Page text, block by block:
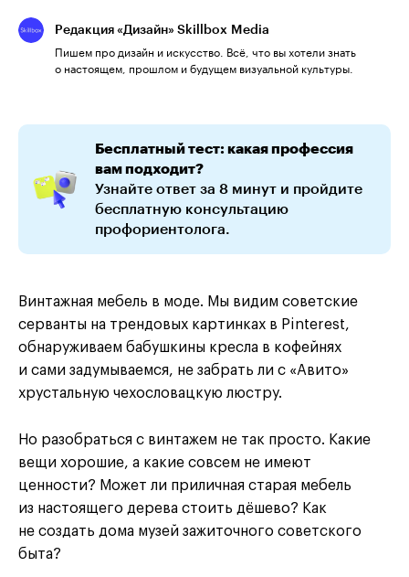
Редакция «Дизайн» Skillbox Media
Пишем про дизайн и искусство. Всё, что вы хотели знать
о настоящем, прошлом и будущем визуальной культуры.
Бесплатный тест: какая профессия
вам подходит?
Узнайте ответ за 8 минут и пройдите
бесплатную консультацию
профориентолога.
Винтажная мебель в моде. Мы видим советские
серванты на трендовых картинках в Pinterest,
обнаруживаем бабушкины кресла в кофейнях
и сами задумываемся, не забрать ли с «Авито»
хрустальную чехословацкую люстру.
Но разобраться с винтажем не так просто. Какие
вещи хорошие, а какие совсем не имеют
ценности? Может ли приличная старая мебель
из настоящего дерева стоить дёшево? Как
не создать дома музей зажиточного советского
быта?